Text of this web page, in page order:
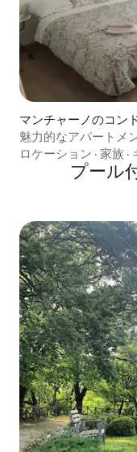
マンチャーノのコン
魅力的なアパートメ
ロケーション · 家族 ·
プール